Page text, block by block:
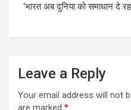
‘भारत अब दुनिया को समाधान दे
Leave a Reply
Your email address will not
are marked *